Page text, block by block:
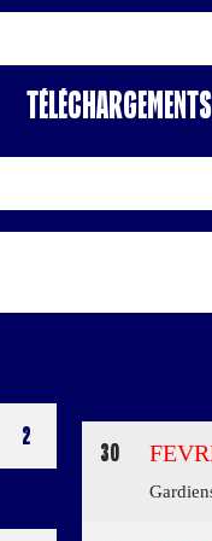
Téléchargements
30
2